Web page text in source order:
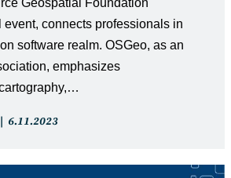
Geospatial Foundation
event, connects professionals in
software realm. OSGeo, as an
emphasizes
Artikkeli
6.11.2023